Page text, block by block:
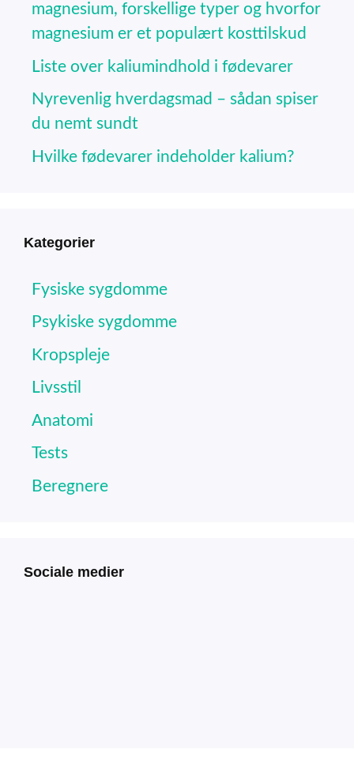
magnesium, forskellige typer og hvorfor
magnesium er et populært kosttilskud
Liste over kaliumindhold i fødevarer
Nyrevenlig hverdagsmad – sådan spiser
du nemt sundt
Hvilke fødevarer indeholder kalium?
Kategorier
Fysiske sygdomme
Psykiske sygdomme
Kropspleje
Livsstil
Anatomi
Tests
Beregnere
Sociale medier